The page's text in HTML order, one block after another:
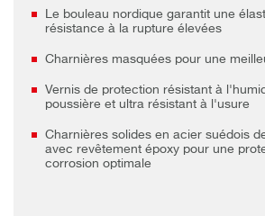
Le bouleau nordique garantit une
résistance à la rupture élevées
Charnières masquées pour une
Vernis de protection résistant à
poussière et ultra résistant à l'usure
Charnières solides en acier suédois
avec revêtement époxy pour une
corrosion optimale